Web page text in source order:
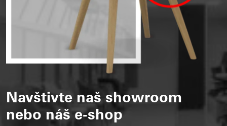
Navštivte naš showroom
nebo náš e-shop